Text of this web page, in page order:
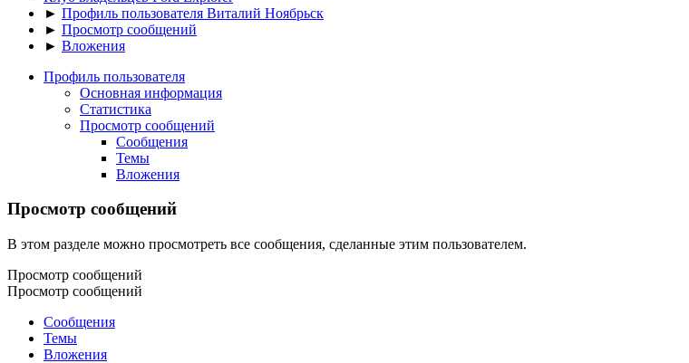
► Профиль пользователя Виталий Ноябрьск
► Просмотр сообщений
► Вложения
Профиль пользователя
Основная информация
Статистика
Просмотр сообщений
Сообщения
Темы
Вложения
Просмотр сообщений
В этом разделе можно просмотреть все сообщения, сделанные этим пользователем.
Просмотр сообщений
Просмотр сообщений
Сообщения
Темы
Вложения